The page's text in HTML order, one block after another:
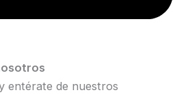
entérate de nuestros